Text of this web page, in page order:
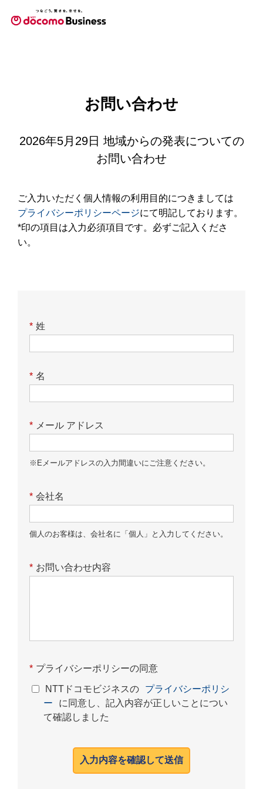
お問い合わせ
2026年5月29日 地域からの発表についての
お問い合わせ
ご入力いただく個人情報の利用目的につきましては
プライバシーポリシーページにて明記しております。
*印の項目は入力必須項目です。必ずご記入くださ
い。
* 姓
* 名
* メール アドレス
※Eメールアドレスの入力間違いにご注意ください。
* 会社名
個人のお客様は、会社名に「個人」と入力してください。
* お問い合わせ内容
* プライバシーポリシーの同意
NTTドコモビジネスの
プライバシーポリシ
ー
に同意し、記入内容が正しいことについ
て確認しました
入力内容を確認して送信